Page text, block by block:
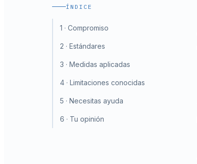
ÍNDICE
1 · Compromiso
2 · Estándares
3 · Medidas aplicadas
4 · Limitaciones conocidas
5 · Necesitas ayuda
6 · Tu opinión